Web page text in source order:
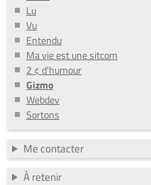
Lu
Vu
Entendu
Ma vie est une sitcom
2 ¢ d'humour
Gizmo
Webdev
Sortons
Me contacter
À retenir